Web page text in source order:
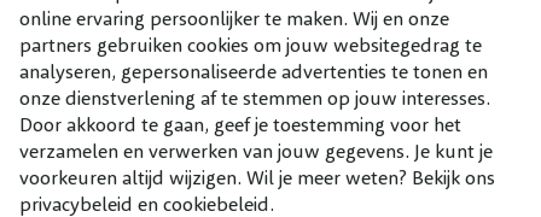
online ervaring persoonlijker te maken. Wij en onze
partners gebruiken cookies om jouw websitegedrag te
analyseren, gepersonaliseerde advertenties te tonen en
onze dienstverlening af te stemmen op jouw interesses.
Door akkoord te gaan, geef je toestemming voor het
verzamelen en verwerken van jouw gegevens. Je kunt je
voorkeuren altijd wijzigen. Wil je meer weten? Bekijk ons
privacybeleid en cookiebeleid.
Aantal per m2 4-6
Voeding
2x per jaar in het voorjaar en nogmaals in
de zomer met DCM Meststof voor Rozen &
bloemen.
Combineer met
Onze aanraders bij dit product